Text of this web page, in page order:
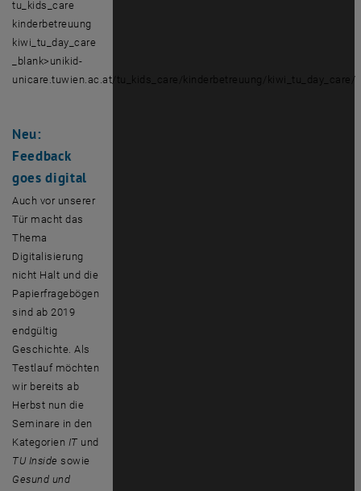
tu_kids_care
kinderbetreuung
kiwi_tu_day_care
_blank>unikid-
unicare.tuwien.ac.at/tu_kids_care/kinderbetreuung/kiwi_tu_day_care/
Neu:
Feedback
goes digital
Auch vor unserer
Tür macht das
Thema
Digitalisierung
nicht Halt und die
Papierfragebögen
sind ab 2019
endgültig
Geschichte. Als
Testlauf möchten
wir bereits ab
Herbst nun die
Seminare in den
Kategorien IT und
TU Inside sowie
Gesund und